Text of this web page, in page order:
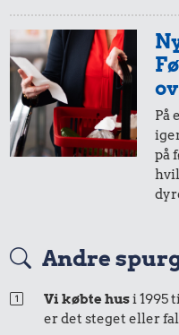
På
på
Andre
Vi købte husi 1995
er det steget eller